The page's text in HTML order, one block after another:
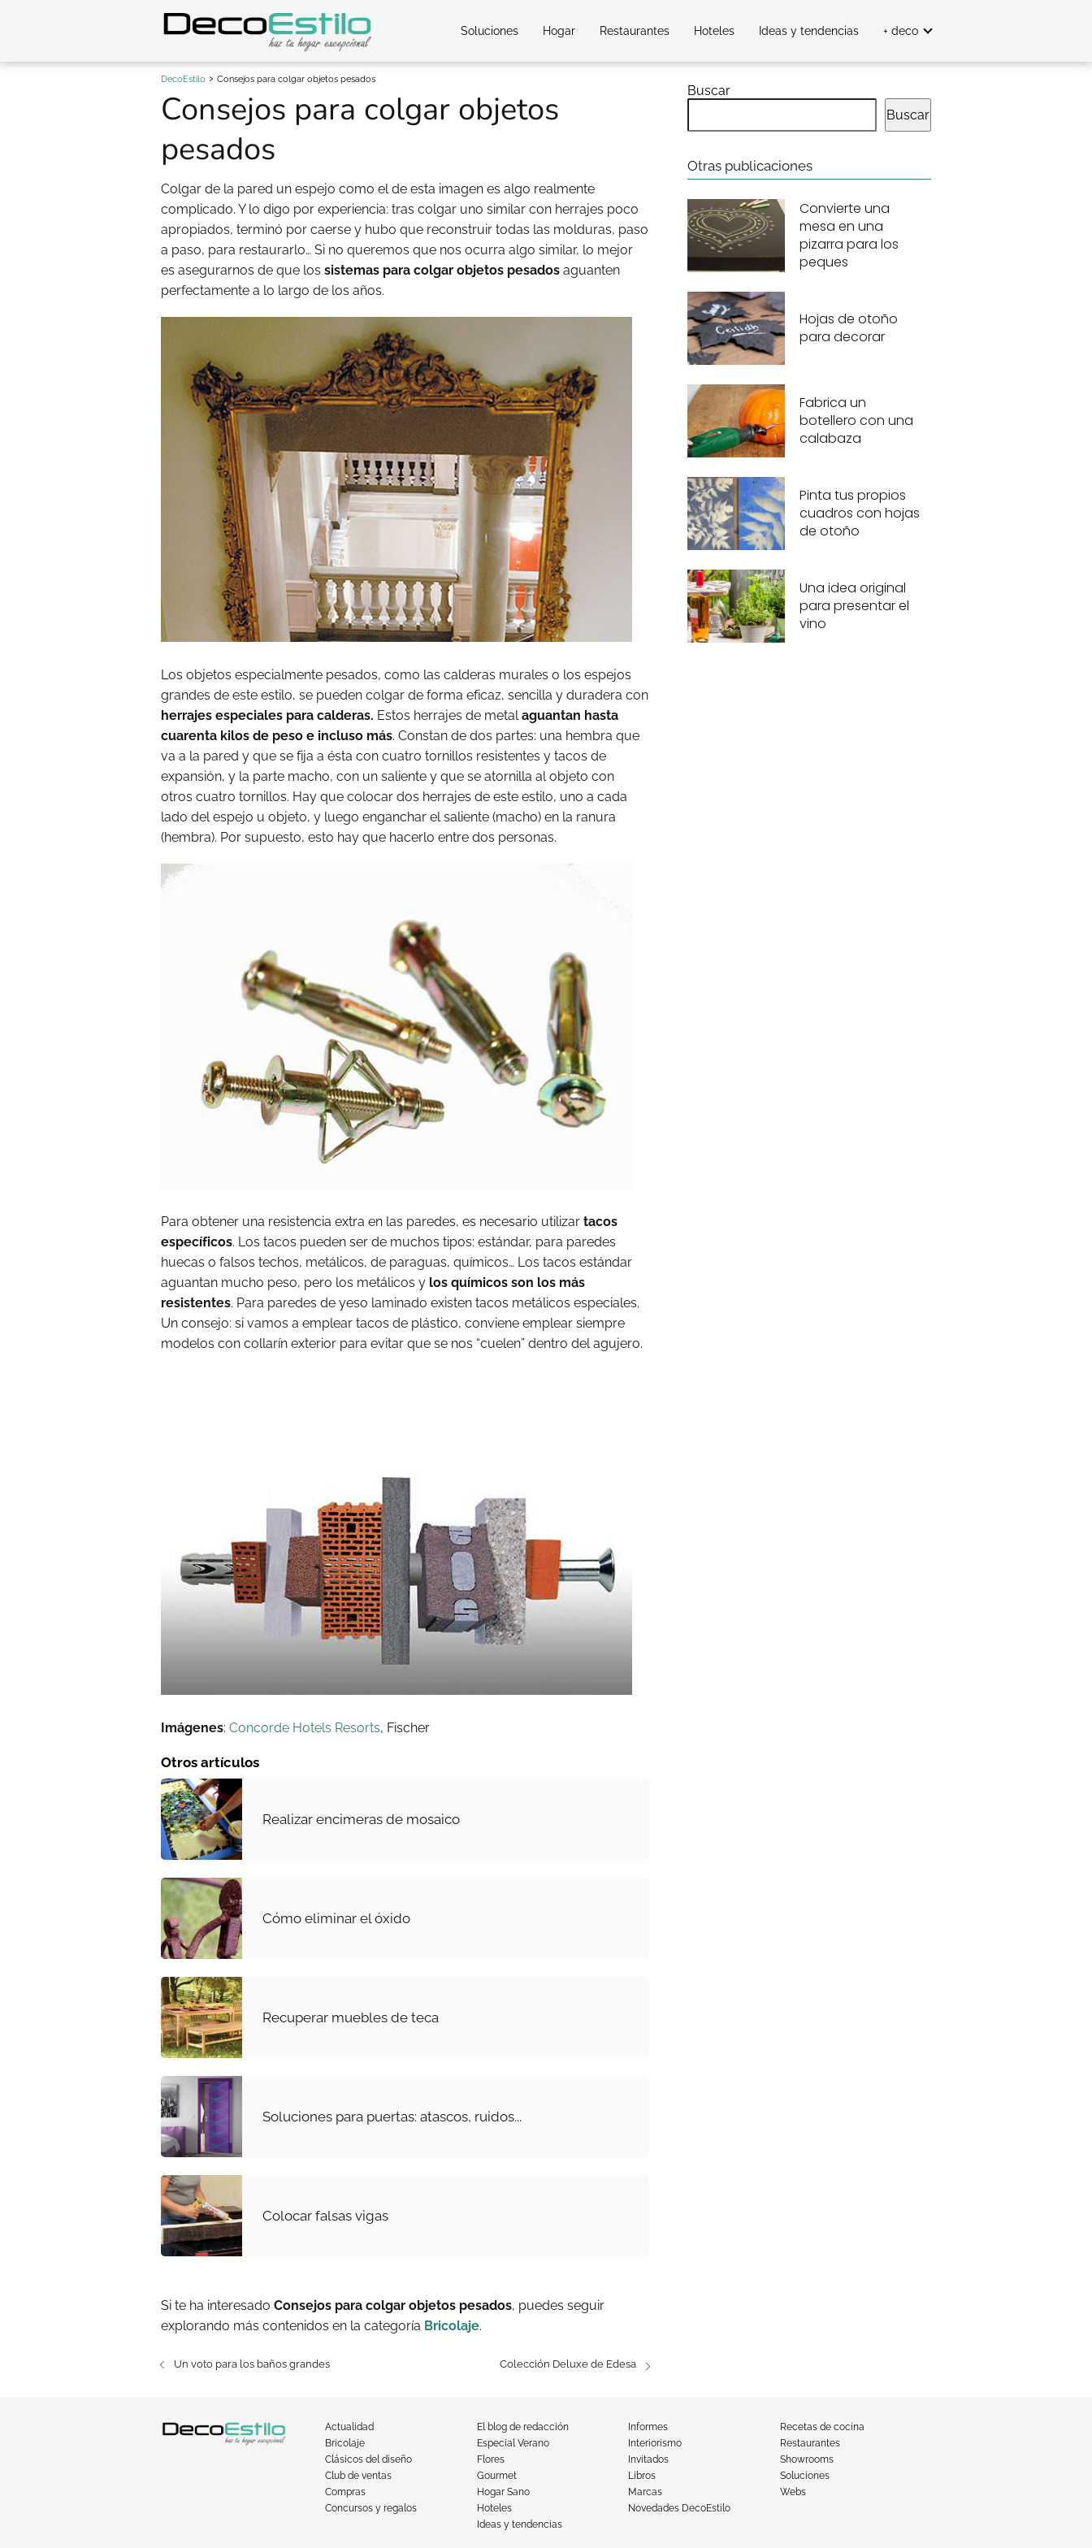
Soluciones Hogar Restaurantes Hoteles Ideas y tendencias + deco
DecoEstilo Consejos para colgar objetos pesados
Consejos para colgar objetos
pesados
Colgar de la pared un espejo como el de esta imagen es algo realmente
complicado. Y lo digo por experiencia: tras colgar uno similar con herrajes poco
apropiados, terminó por caerse y hubo que reconstruir todas las molduras, paso
a paso, para restaurarlo… Si no queremos que nos ocurra algo similar, lo mejor
es asegurarnos de que los sistemas para colgar objetos pesados aguanten
perfectamente a lo largo de los años.
Los objetos especialmente pesados, como las calderas murales o los espejos
grandes de este estilo, se pueden colgar de forma eficaz, sencilla y duradera con
herrajes especiales para calderas. Estos herrajes de metalaguantan hasta
cuarenta kilos de peso e incluso más. Constan de dos partes: una hembra que
va a la pared y que se fija a ésta con cuatro tornillos resistentes y tacos de
expansión, y la parte macho, con un saliente y que se atornilla al objeto con
otros cuatro tornillos. Hay que colocar dos herrajes de este estilo, uno a cada
lado del espejo u objeto, y luego enganchar el saliente (macho) en la ranura
(hembra). Por supuesto, esto hay que hacerlo entre dos personas.
Para obtener una resistencia extra en las paredes, es necesario utilizar tacos
específicos. Los tacos pueden ser de muchos tipos: estándar, para paredes
huecas o falsos techos, metálicos, de paraguas, químicos… Los tacos estándar
aguantan mucho peso, pero los metálicos y los químicos son los más
resistentes. Para paredes de yeso laminado existen tacos metálicos especiales.
Un consejo: si vamos a emplear tacos de plástico, conviene emplear siempre
modelos con collarín exterior para evitar que se nos “cuelen” dentro del agujero.
Imágenes: Concorde Hotels Resorts, Fischer
Otros artículos
Realizar encimeras de mosaico
Cómo eliminar el óxido
Recuperar muebles de teca
Soluciones para puertas: atascos, ruidos...
Colocar falsas vigas
Si te ha interesado Consejos para colgar objetos pesados, puedes seguir
explorando más contenidos en la categoría Bricolaje.
Un voto para los baños grandes Colección Deluxe de Edesa
Buscar
Buscar
Otras publicaciones
Convierte una
mesa en una
pizarra para los
peques
Hojas de otoño
para decorar
Fabrica un
botellero con una
calabaza
Pinta tus propios
cuadros con hojas
de otoño
Una idea original
para presentar el
vino
Actualidad
Bricolaje
Clásicos del diseño
Club de ventas
Compras
Concursos y regalos
El blog de redacción
Especial Verano
Flores
Gourmet
Hogar Sano
Hoteles
Ideas y tendencias
Informes
Interiorismo
Invitados
Libros
Marcas
Novedades DecoEstilo
Recetas de cocina
Restaurantes
Showrooms
Soluciones
Webs